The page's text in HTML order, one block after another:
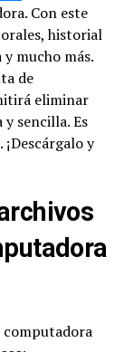
Con este
historial
y mucho más.
de
eliminar
sencilla. Es
y
computadora